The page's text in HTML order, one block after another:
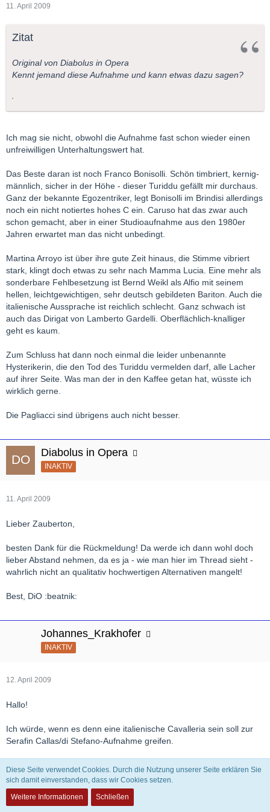
11. April 2009
Zitat
Original von Diabolus in Opera
Kennt jemand diese Aufnahme und kann etwas dazu sagen?
Ich mag sie nicht, obwohl die Aufnahme fast schon wieder einen
unfreiwilligen Unterhaltungswert hat.
Das Beste daran ist noch Franco Bonisolli. Schön timbriert, kernig-
männlich, sicher in der Höhe - dieser Turiddu gefällt mir durchaus.
Ganz der bekannte Egozentriker, legt Bonisolli im Brindisi allerdings
noch ein nicht notiertes hohes C ein. Caruso hat das zwar auch
schon gemacht, aber in einer Studioaufnahme aus den 1980er
Jahren erwartet man das nicht unbedingt.
Martina Arroyo ist über ihre gute Zeit hinaus, die Stimme vibriert
stark, klingt doch etwas zu sehr nach Mamma Lucia. Eine mehr als
sonderbare Fehlbesetzung ist Bernd Weikl als Alfio mit seinem
hellen, leichtgewichtigen, sehr deutsch gebildeten Bariton. Auch die
italienische Aussprache ist reichlich schlecht. Ganz schwach ist
auch das Dirigat von Lamberto Gardelli. Oberflächlich-knalliger
geht es kaum.
Zum Schluss hat dann noch einmal die leider unbenannte
Hysterikerin, die den Tod des Turiddu vermelden darf, alle Lacher
auf ihrer Seite. Was man der in den Kaffee getan hat, wüsste ich
wirklich gerne.
Die Pagliacci sind übrigens auch nicht besser.
Diabolus in Opera
INAKTIV
11. April 2009
Lieber Zauberton,
besten Dank für die Rückmeldung! Da werde ich dann wohl doch
lieber Abstand nehmen, da es ja - wie man hier im Thread sieht -
wahrlich nicht an qualitativ hochwertigen Alternativen mangelt!
Best, DiO :beatnik:
Johannes_Krakhofer
INAKTIV
12. April 2009
Hallo!
Ich würde, wenn es denn eine italienische Cavalleria sein soll zur
Serafin Callas/di Stefano-Aufnahme greifen.
Wenn du allerdings eine deutsche Cavalleria möchtest solltest du
diese hier in Betracht ziehen:
Hans Hopf
Diese Seite verwendet Cookies. Durch die Nutzung unserer Seite erklären Sie
sich damit einverstanden, dass wir Cookies setzen.
Weitere Informationen
Schließen